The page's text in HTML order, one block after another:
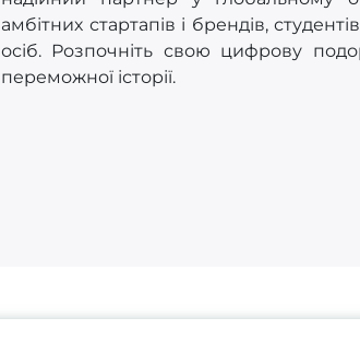
амбітних стартапів і брендів,
осіб. Розпочніть свою цифрову
переможної історії.